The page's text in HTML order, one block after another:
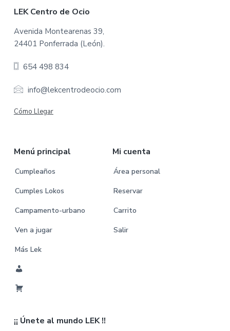
LEK Centro de Ocio
Avenida Montearenas 39,
24401 Ponferrada (León).
654 498 834
info@lekcentrodeocio.com
Cómo Llegar
Menú principal
Cumpleaños
Cumples Lokos
Campamento-urbano
Ven a jugar
Más Lek
e
r
Mi cuenta
Área personal
Reservar
Carrito
Salir
¡¡ Únete al mundo LEK !!